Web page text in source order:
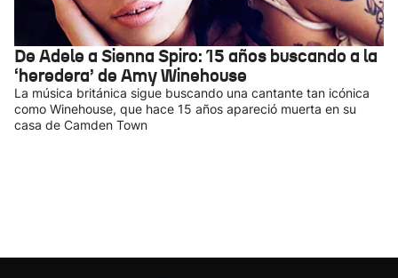
De Adele a Sienna Spiro: 15 años buscando a la
‘heredera’ de Amy Winehouse
La música británica sigue buscando una cantante tan icónica
como Winehouse, que hace 15 años apareció muerta en su
casa de Camden Town